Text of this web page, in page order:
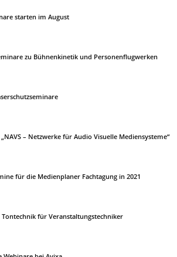
starten im August
zu Bühnenkinetik und Personenflugwerken
– Netzwerke für Audio Visuelle Mediensysteme“
für die Medienplaner Fachtagung in 2021
Tontechnik für Veranstaltungstechniker